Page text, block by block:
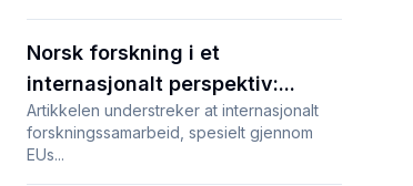
Norsk forskning i et
internasjonalt perspektiv:...
Artikkelen understreker at internasjonalt
forskningssamarbeid, spesielt gjennom
EUs...